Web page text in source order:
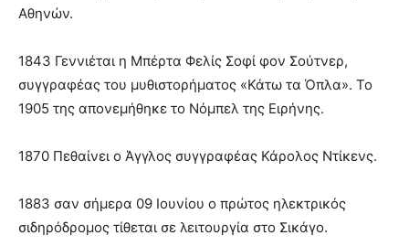
Αθηνών.
1843 Γεννιέται η Μπέρτα Φελίς Σοφί φον Σούτνερ,
συγγραφέας του μυθιστορήματος «Κάτω τα Όπλα». Το
1905 της απονεμήθηκε το Νόμπελ της Ειρήνης.
1870 Πεθαίνει ο Άγγλος συγγραφέας Κάρολος Ντίκενς.
1883 σαν σήμερα 09 Ιουνίου ο πρώτος ηλεκτρικός
σιδηρόδρομος τίθεται σε λειτουργία στο Σικάγο.